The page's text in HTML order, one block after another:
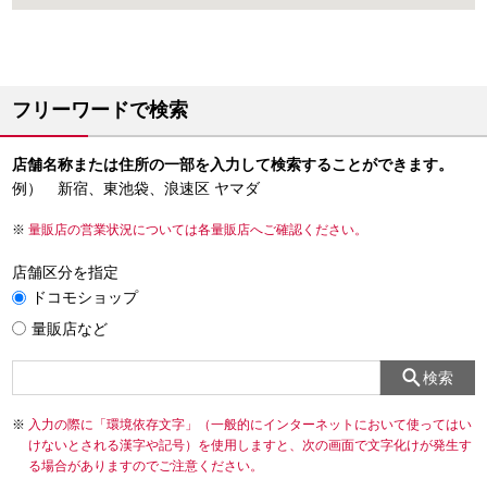
フリーワードで検索
店舗名称または住所の一部を入力して検索することができます。
例） 新宿、東池袋、浪速区 ヤマダ
量販店の営業状況については各量販店へご確認ください。
店舗区分を指定
ドコモショップ
量販店など
検索
入力の際に「環境依存文字」（一般的にインターネットにおいて使ってはい
けないとされる漢字や記号）を使用しますと、次の画面で文字化けが発生す
る場合がありますのでご注意ください。